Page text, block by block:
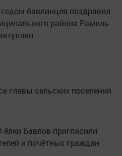
бавлинцев поздравил
района Рамиль
главы сельских поселений
Бавлов пригласили
и почётных граждан